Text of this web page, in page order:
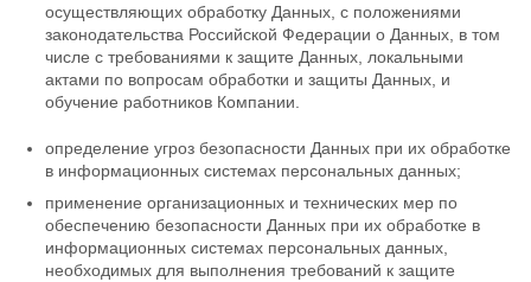
осуществляющих обработку Данных, с положениями
законодательства Российской Федерации о Данных, в том
числе с требованиями к защите Данных, локальными
актами по вопросам обработки и защиты Данных, и
обучение работников Компании.
определение угроз безопасности Данных при их обработке
в информационных системах персональных данных;
применение организационных и технических мер по
обеспечению безопасности Данных при их обработке в
информационных системах персональных данных,
необходимых для выполнения требований к защите